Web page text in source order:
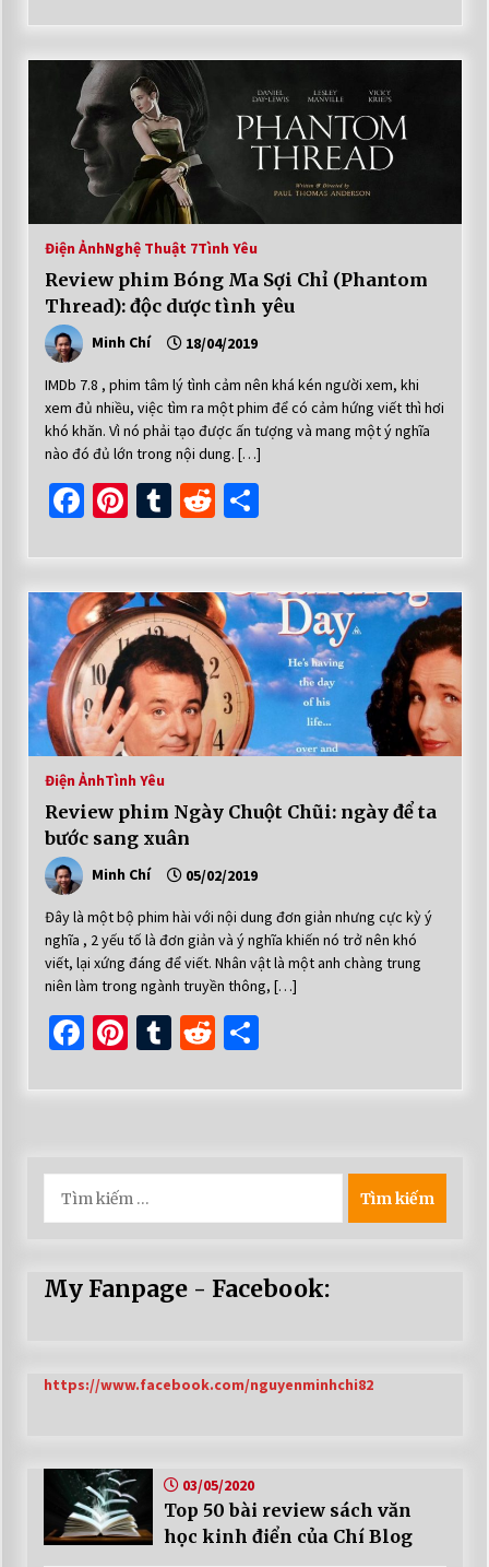
Điện ẢnhNghệ Thuật 7Tình Yêu
Review phim Bóng Ma Sợi Chỉ (Phantom
Thread): độc dược tình yêu
Minh Chí 18/04/2019
IMDb 7.8 , phim tâm lý tình cảm nên khá kén người xem, khi
xem đủ nhiều, việc tìm ra một phim để có cảm hứng viết thì hơi
khó khăn. Vì nó phải tạo được ấn tượng và mang một ý nghĩa
nào đó đủ lớn trong nội dung. […]
Facebook
Pinterest
Tumblr
RedditShare
Điện ẢnhTình Yêu
Review phim Ngày Chuột Chũi: ngày để ta
bước sang xuân
Minh Chí 05/02/2019
Đây là một bộ phim hài với nội dung đơn giản nhưng cực kỳ ý
nghĩa , 2 yếu tố là đơn giản và ý nghĩa khiến nó trở nên khó
viết, lại xứng đáng để viết. Nhân vật là một anh chàng trung
niên làm trong ngành truyền thông, […]
Facebook
Pinterest
Tumblr
RedditShare
kiếm
cho:
My Fanpage - Facebook:
https://www.facebook.com/nguyenminhchi82
03/05/2020
Top 50 bài review sách văn
học kinh điển của Chí Blog